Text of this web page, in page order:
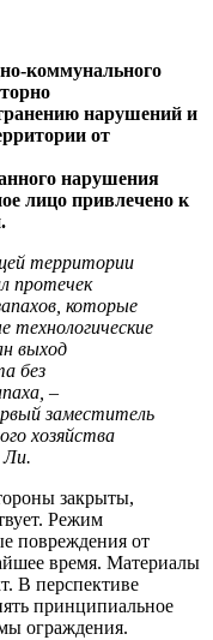
коммунального
нарушений и
от
нарушения
лицо привлечено к
территории
протечек
которые
технологические
выход
без
–
заместитель
хозяйства
Ли.
закрыты,
Режим
повреждения от
время. Материалы
В перспективе
принципиальное
ограждения.